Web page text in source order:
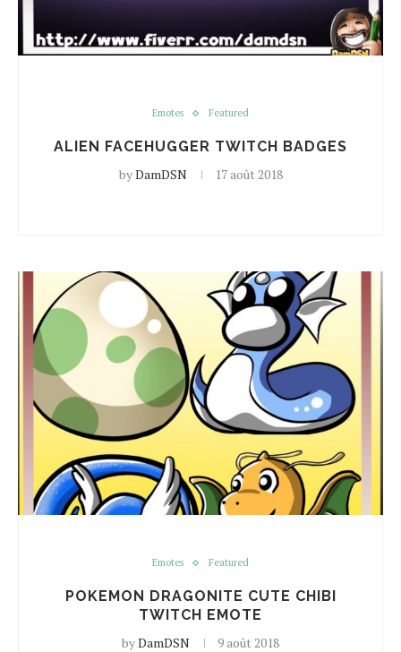
Emotes Featured
ALIEN FACEHUGGER TWITCH BADGES
byDamDSN 17 août 2018
Emotes Featured
POKEMON DRAGONITE CUTE CHIBI
TWITCH EMOTE
byDamDSN 9 août 2018